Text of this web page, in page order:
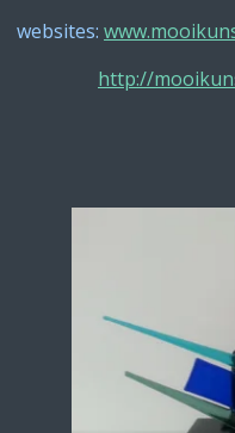
websites:
http://